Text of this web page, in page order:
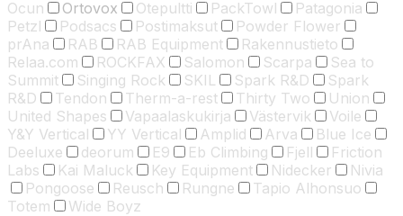
Ocun
Ortovox Otepultti PackTowl
Patagonia
Petzl
Podsacs Postimaksut
Powder Flower
prAna
RAB RAB Equipment
Rakennustieto
Relaa.com
ROCKFAX Salomon Scarpa
Sea to
Summit
Singing Rock SKIL Spark R&D
Spark
R&D
Tendon Therm-a-rest Thirty Two
Union
United Shapes
Vapaalaskukirja Västervik
Voile
Y&Y Vertical
YY Vertical Amplid Arva
Blue Ice
Deeluxe
deorum E9 Eb Climbing Fjell
Friction
Labs
Kai Maluck Key Equipment Nidecker
Nivia
Pongoose
Reusch Rungne
Tapio Alhonsuo
Totem
Wide Boyz